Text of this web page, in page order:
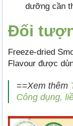
dưỡng cần
Đối
Freeze-dried
Flavour được
==Xem thêm
Công dụng,